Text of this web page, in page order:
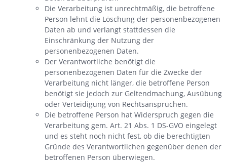
Die Verarbeitung ist unrechtmäßig, die betroffene
Person lehnt die Löschung der personenbezogenen
Daten ab und verlangt stattdessen die
Einschränkung der Nutzung der
personenbezogenen Daten.
Der Verantwortliche benötigt die
personenbezogenen Daten für die Zwecke der
Verarbeitung nicht länger, die betroffene Person
benötigt sie jedoch zur Geltendmachung, Ausübung
oder Verteidigung von Rechtsansprüchen.
Die betroffene Person hat Widerspruch gegen die
Verarbeitung gem. Art. 21 Abs. 1 DS-GVO eingelegt
und es steht noch nicht fest, ob die berechtigten
Gründe des Verantwortlichen gegenüber denen der
betroffenen Person überwiegen.